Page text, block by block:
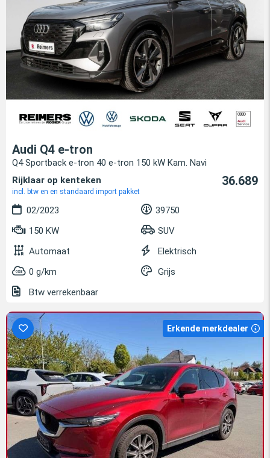
Audi Q4 e-tron
Q4 Sportback e-tron 40 e-tron 150 kW Kam. Navi
Rijklaar op kenteken
incl. btw en en standaard import pakket
36.689
02/2023
39750
150 KW
SUV
Automaat
Elektrisch
0 g/km
Grijs
Btw verrekenbaar
Erkende merkdealer